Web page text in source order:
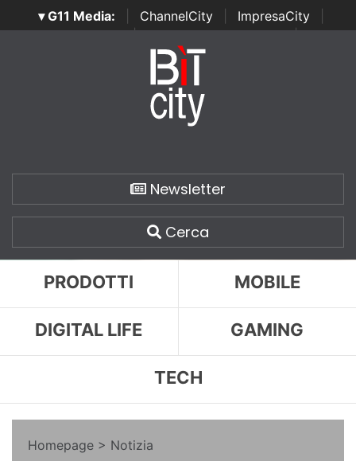
▾ G11 Media: ChannelCity ImpresaCity
SecurityOpenLab | Italian Channel Awards | Italian
Italian Security Awards
Newsletter
Cerca
PRODOTTI MOBILE
DIGITAL LIFE GAMING
TECH
Homepage > Notizia